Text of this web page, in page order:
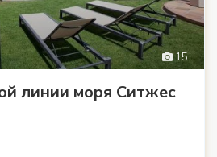
15
линии моря Ситжес